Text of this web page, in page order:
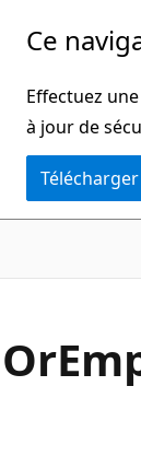
Ce
Effectuez
à jour de